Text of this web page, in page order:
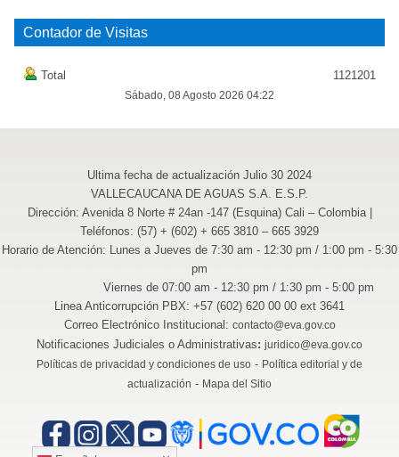
Contador de Visitas
Total 1121201
Sábado, 08 Agosto 2026 04:22
Ultima fecha de actualización Julio 30 2024
VALLECAUCANA DE AGUAS S.A. E.S.P.
Dirección: Avenida 8 Norte # 24an -147 (Esquina) Cali – Colombia |
Teléfonos: (57) + (602) + 665 3810 – 665 3929
Horario de Atención: Lunes a Jueves de 7:30 am - 12:30 pm / 1:00 pm - 5:30
pm
Viernes de 07:00 am - 12:30 pm / 1:30 pm - 5:00 pm
Linea Anticorrupción PBX: +57 (602) 620 00 00 ext 3641
Correo Electrónico Institucional: contacto@eva.gov.co
Notificaciones Judiciales o Administrativas: juridico@eva.gov.co
Políticas de privacidad y condiciones de uso - Política editorial y de
actualización - Mapa del Sitio